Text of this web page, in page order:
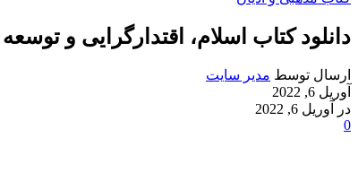
دانلود کتاب اسلام، اقتدارگرایی و
ارسال توسط مدیر سایت
آوریل 6, 2022
در آوریل 6, 2022
0